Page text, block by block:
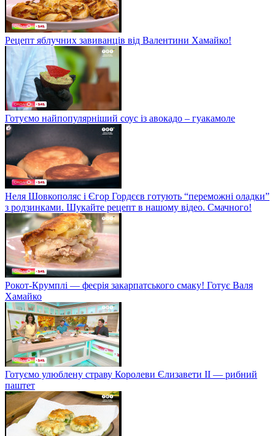
Рецепт яблучних завиванців від Валентини Хамайко!
Готуємо найпопулярніший соус із авокадо – гуакамоле
Неля Шовкополяс і Єгор Гордєєв готують “переможні оладки”
з родзинками. Шукайте рецепт в нашому відео. Смачного!
Рокот-Крумплі — феєрія закарпатського смаку! Готує Валя
Хамайко
Готуємо улюблену страву Королеви Єлизавети II — рибний
паштет